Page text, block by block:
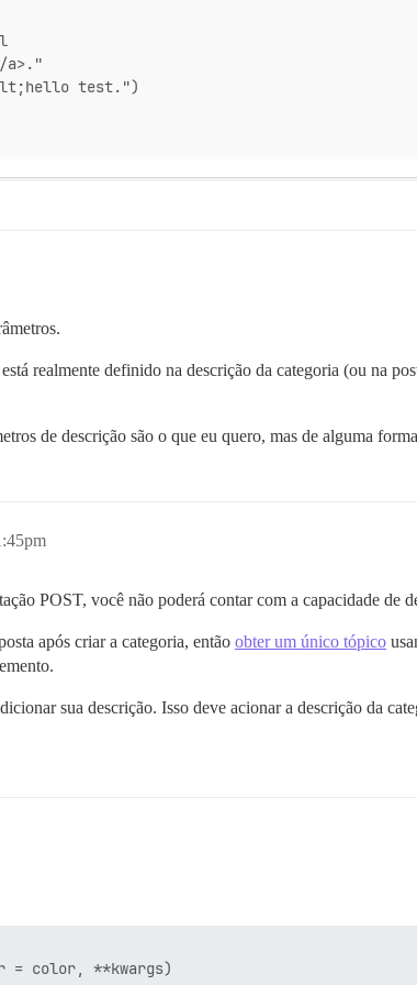
a>."
test.")
realmente definido na descrição da categoria (ou na
de descrição são o que eu quero, mas de alguma
POST, você não poderá contar com a capacidade de
após criar a categoria, então obter um único tópico
sua descrição. Isso deve acionar a descrição da
= color, **kwargs)